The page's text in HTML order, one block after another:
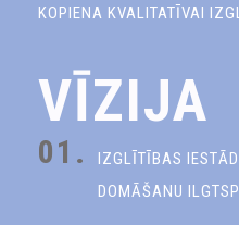
KOPIENA KVALITATĪVAI
VĪZIJA
01.
IZGLĪTĪBAS
DOMĀŠANU